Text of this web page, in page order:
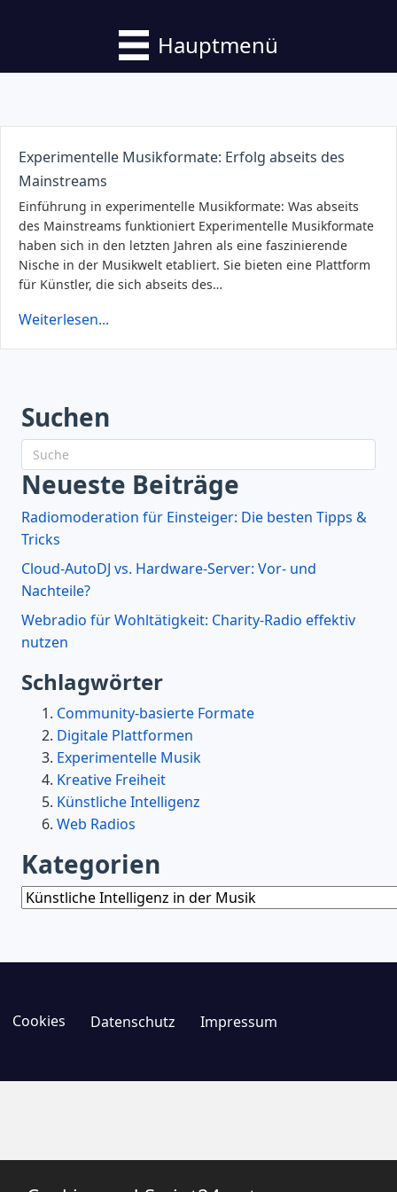
Hauptmenü
Experimentelle Musikformate: Erfolg abseits des
Mainstreams
Einführung in experimentelle Musikformate: Was abseits
des Mainstreams funktioniert Experimentelle Musikformate
haben sich in den letzten Jahren als eine faszinierende
Nische in der Musikwelt etabliert. Sie bieten eine Plattform
für Künstler, die sich abseits des…
Weiterlesen...
Suchen
Neueste Beiträge
Radiomoderation für Einsteiger: Die besten Tipps &
Tricks
Cloud-AutoDJ vs. Hardware-Server: Vor- und
Nachteile?
Webradio für Wohltätigkeit: Charity-Radio effektiv
nutzen
Schlagwörter
Community-basierte Formate
Digitale Plattformen
Experimentelle Musik
Kreative Freiheit
Künstliche Intelligenz
Web Radios
Kategorien
Kategorien
Cookies Datenschutz Impressum